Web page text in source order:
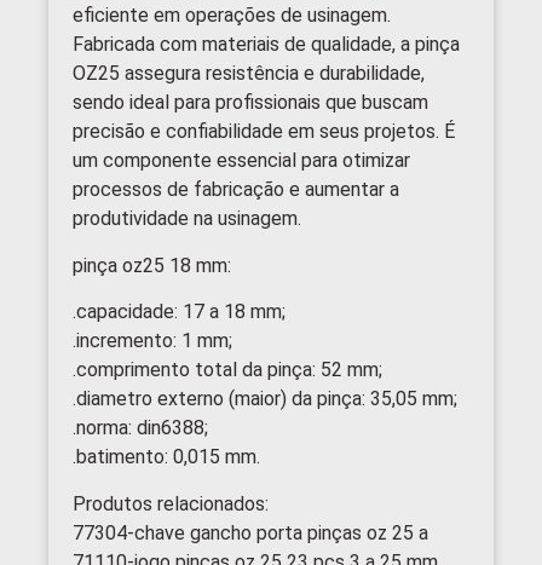
eficiente em operações de usinagem.
Fabricada com materiais de qualidade, a pinça
OZ25 assegura resistência e durabilidade,
sendo ideal para profissionais que buscam
precisão e confiabilidade em seus projetos. É
um componente essencial para otimizar
processos de fabricação e aumentar a
produtividade na usinagem.
pinça oz25 18 mm:
.capacidade: 17 a 18 mm;
.incremento: 1 mm;
.comprimento total da pinça: 52 mm;
.diametro externo (maior) da pinça: 35,05 mm;
.norma: din6388;
.batimento: 0,015 mm.
Produtos relacionados:
77304-chave gancho porta pinças oz 25 a